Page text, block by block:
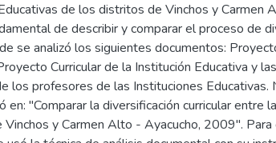
de los distritos de Vinchos y Carmen
de describir y comparar el proceso de
se analizó los siguientes documentos:
Curricular de la Institución Educativa y
los profesores de las Instituciones Educativas.
en: "Comparar la diversificación curricular entre
Vinchos y Carmen Alto - Ayacucho, 2009".